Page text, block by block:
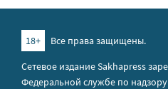
18+
Все права защищены.
Сетевое издание Sakhapress
Федеральной службе по надзору